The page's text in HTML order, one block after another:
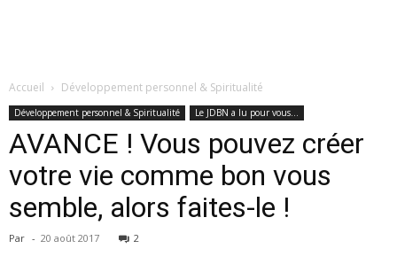
Accueil Développement personnel & Spiritualité
Développement personnel & Spiritualité Le JDBN a lu pour vous...
AVANCE ! Vous pouvez créer
votre vie comme bon vous
semble, alors faites-le !
Par - 20 août 2017 2